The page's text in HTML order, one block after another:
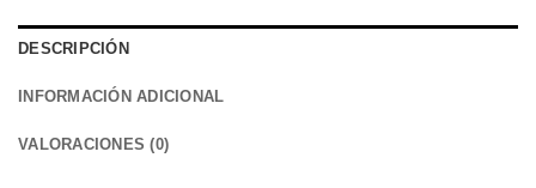
DESCRIPCIÓN
INFORMACIÓN ADICIONAL
VALORACIONES (0)